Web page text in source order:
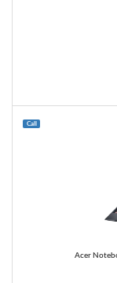
Call
Acer